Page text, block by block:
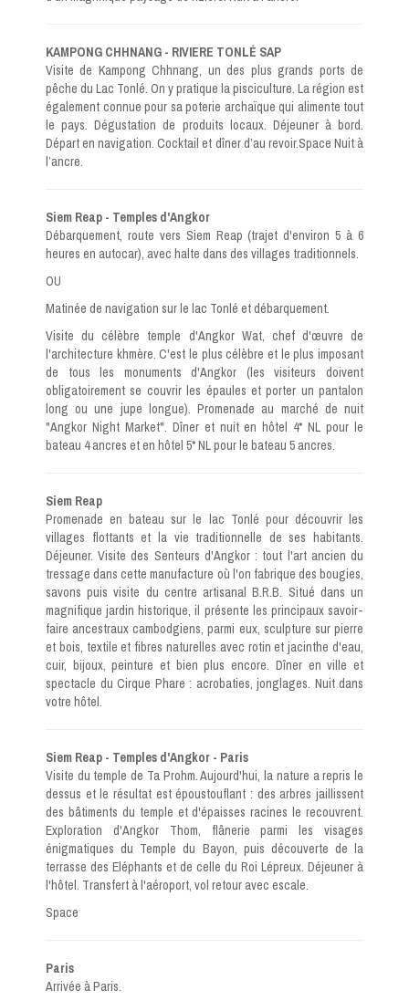
KAMPONG CHHNANG - RIVIERE TONLÉ SAP
Visite de Kampong Chhnang, un des plus grands ports de
pêche du Lac Tonlé. On y pratique la pisciculture. La région est
également connue pour sa poterie archaïque qui alimente tout
le pays. Dégustation de produits locaux. Déjeuner à bord.
Départ en navigation. Cocktail et dîner d’au revoir.Space Nuit à
l’ancre.
Siem Reap - Temples d'Angkor
Débarquement, route vers Siem Reap (trajet d'environ 5 à 6
heures en autocar), avec halte dans des villages traditionnels.
OU
Matinée de navigation sur le lac Tonlé et débarquement.
Visite du célèbre temple d'Angkor Wat, chef d'œuvre de
l'architecture khmère. C'est le plus célèbre et le plus imposant
de tous les monuments d'Angkor (les visiteurs doivent
obligatoirement se couvrir les épaules et porter un pantalon
long ou une jupe longue). Promenade au marché de nuit
"Angkor Night Market". Dîner et nuit en hôtel 4* NL pour le
bateau 4 ancres et en hôtel 5* NL pour le bateau 5 ancres.
Siem Reap
Promenade en bateau sur le lac Tonlé pour découvrir les
villages flottants et la vie traditionnelle de ses habitants.
Déjeuner. Visite des Senteurs d'Angkor : tout l'art ancien du
tressage dans cette manufacture où l'on fabrique des bougies,
savons puis visite du centre artisanal B.R.B. Situé dans un
magnifique jardin historique, il présente les principaux savoir-
faire ancestraux cambodgiens, parmi eux, sculpture sur pierre
et bois, textile et fibres naturelles avec rotin et jacinthe d'eau,
cuir, bijoux, peinture et bien plus encore. Dîner en ville et
spectacle du Cirque Phare : acrobaties, jonglages. Nuit dans
votre hôtel.
Siem Reap - Temples d'Angkor - Paris
Visite du temple de Ta Prohm. Aujourd'hui, la nature a repris le
dessus et le résultat est époustouflant : des arbres jaillissent
des bâtiments du temple et d'épaisses racines le recouvrent.
Exploration d'Angkor Thom, flânerie parmi les visages
énigmatiques du Temple du Bayon, puis découverte de la
terrasse des Eléphants et de celle du Roi Lépreux. Déjeuner à
l'hôtel. Transfert à l'aéroport, vol retour avec escale.
Space
Paris
Arrivée à Paris.